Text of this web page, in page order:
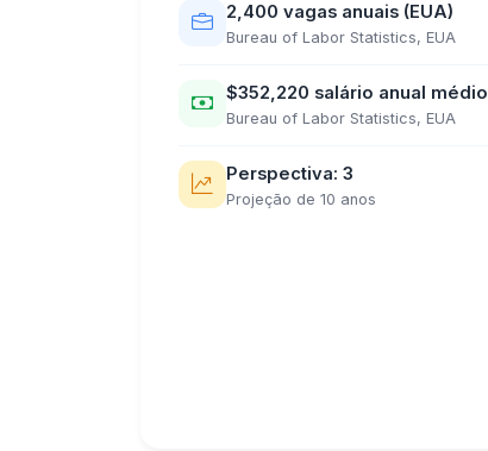
2,400 vagas anuais (EUA)
Bureau of Labor Statistics, EUA
$352,220 salário anual médio
Bureau of Labor Statistics, EUA
Perspectiva: 3
Projeção de 10 anos